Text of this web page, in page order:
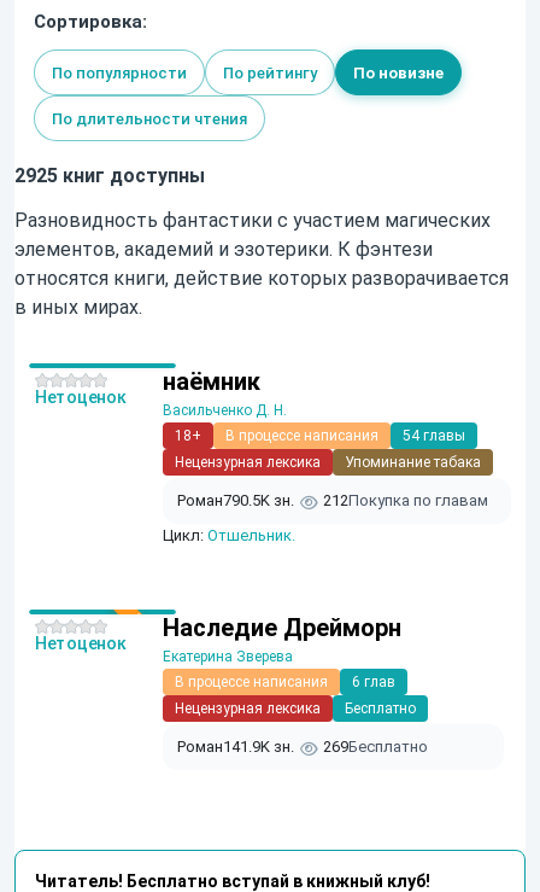
Сортировка:
По популярности По рейтингу По новизне
По длительности чтения
2925 книг доступны
Разновидность фантастики с участием магических
элементов, академий и эзотерики. К фэнтези
относятся книги, действие которых разворачивается
в иных мирах.
наёмник
Васильченко Д. Н.
18+
В процессе написания
54 главы
Нецензурная лексика
Упоминание табака
Роман790.5K зн. 212Покупка по главам
Цикл: Отшельник.
Нет оценок
Наследие Дрейморн
Екатерина Зверева
В процессе написания
6 глав
Нецензурная лексика
Бесплатно
Роман141.9K зн. 269Бесплатно
Нет оценок
Читатель! Бесплатно вступай в книжный клуб!